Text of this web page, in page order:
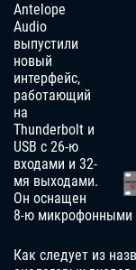
Antelope
Audio
выпустили
новый
интерфейс,
работающий
на
Thunderbolt и
USB с 26-ю
входами и 32-
мя выходами.
Он оснащен
8-ю микрофонными
Как следует из